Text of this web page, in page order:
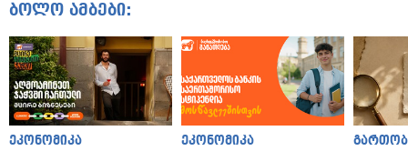
ბოლო ამბები:
ეკონომიკა ეკონომიკა